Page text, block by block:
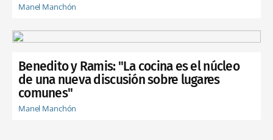
Manel Manchón
Benedito y Ramis: "La cocina es el núcleo
de una nueva discusión sobre lugares
comunes"
Manel Manchón